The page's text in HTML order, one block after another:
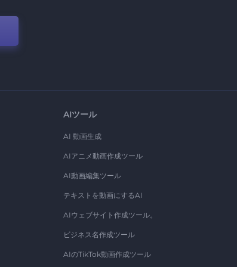
AIツール
AI 動画生成
AIアニメ動画作成ツール
AI動画編集ツール
テキストを動画にするAI
AIウェブサイト作成ツール。
ビジネス名作成ツール
AIのTikTok動画作成ツール